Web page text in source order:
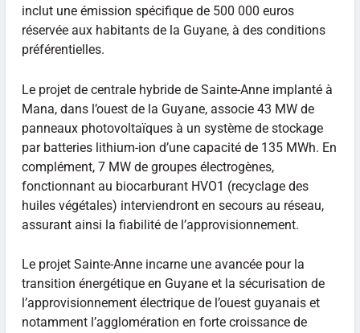
inclut une émission spécifique de 500 000 euros
réservée aux habitants de la Guyane, à des conditions
préférentielles.
Le projet de centrale hybride de Sainte-Anne implanté à
Mana, dans l’ouest de la Guyane, associe 43 MW de
panneaux photovoltaïques à un système de stockage
par batteries lithium-ion d’une capacité de 135 MWh. En
complément, 7 MW de groupes électrogènes,
fonctionnant au biocarburant HVO1 (recyclage des
huiles végétales) interviendront en secours au réseau,
assurant ainsi la fiabilité de l’approvisionnement.
Le projet Sainte-Anne incarne une avancée pour la
transition énergétique en Guyane et la sécurisation de
l’approvisionnement électrique de l’ouest guyanais et
notamment l’agglomération en forte croissance de